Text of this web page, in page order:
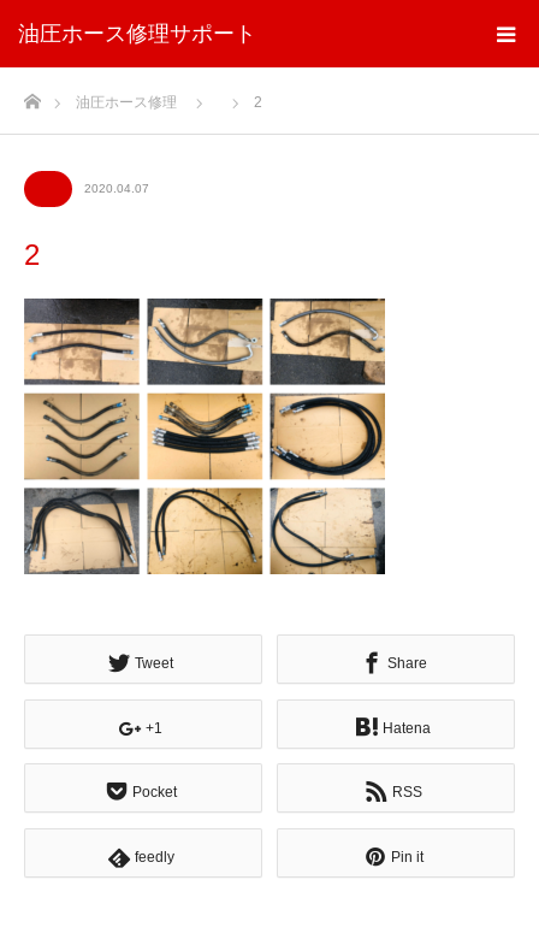
油圧ホース修理サポート
ホーム油圧ホース修理 2
2020.04.07
2
Tweet Share
+1 Hatena
Pocket RSS
feedly Pin it